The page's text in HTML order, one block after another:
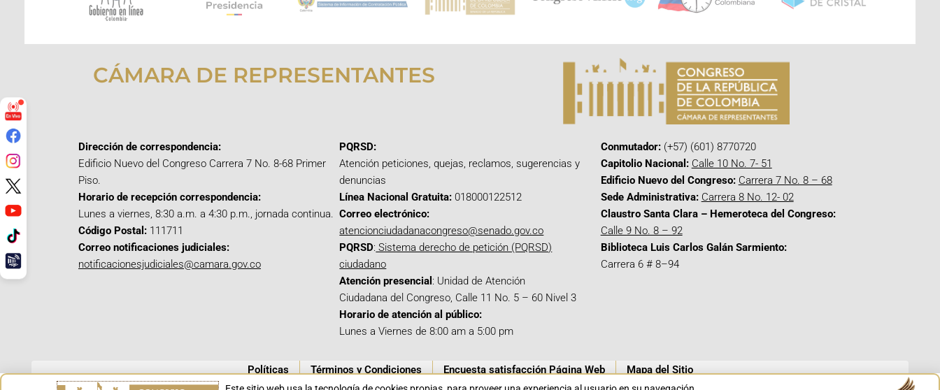
CÁMARA DE REPRESENTANTES
Dirección de correspondencia:
Edificio Nuevo del Congreso Carrera 7 No. 8-68 Primer
Piso.
Horario de recepción correspondencia:
Lunes a viernes, 8:30 a.m. a 4:30 p.m., jornada continua.
Código Postal: 111711
Correo notificaciones judiciales:
notificacionesjudiciales@camara.gov.co
PQRSD:
Atención peticiones, quejas, reclamos, sugerencias y
denuncias
Línea Nacional Gratuita: 018000122512
Correo electrónico:
atencionciudadanacongreso@senado.gov.co
PQRSD: Sistema derecho de petición (PQRSD)
ciudadano
Atención presencial : Unidad de Atención
Ciudadana del Congreso, Calle 11 No. 5 – 60 Nivel 3
Horario de atención al público:
Lunes a Viernes de 8:00 am a 5:00 pm
Conmutador:(+57) (601) 8770720
Capitolio Nacional: Calle 10 No. 7- 51
Edificio Nuevo del Congreso: Carrera 7 No. 8 – 68
Sede Administrativa: Carrera 8 No. 12- 02
Claustro Santa Clara – Hemeroteca del Congreso:
Calle 9 No. 8 – 92
Biblioteca Luis Carlos Galán Sarmiento:
Carrera 6 # 8–94
Políticas Términos y Condiciones Encuesta satisfacción Página Web Mapa del Sitio